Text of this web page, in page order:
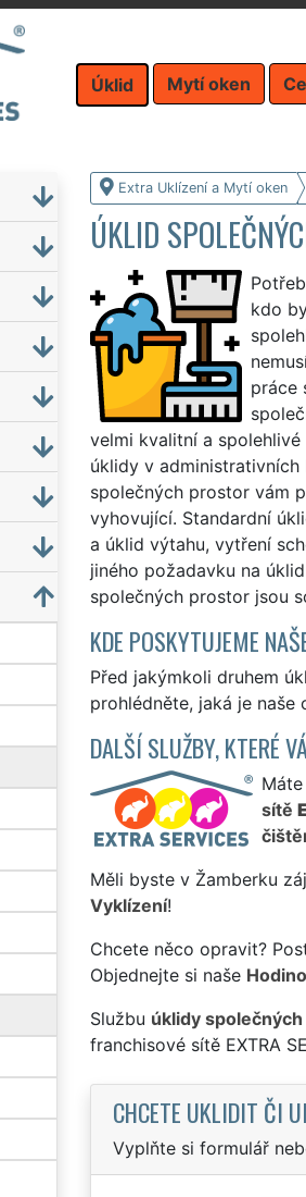
Úklid Mytí oken
Extra Uklízení a Mytí oken
ÚKLID
kdo
práce
velmi kvalitní a
úklidy v
společných prostor vám
vyhovující. Standardní
a úklid výtahu, vytření
jiného požadavku na
společných prostor jsou
KDE POSKYTUJEME
Před jakýmkoli druhem
prohlédněte, jaká je naše
DALŠÍ SLUŽBY, KTERÉ
sítě
Měli byste v Žamberku
Vyklízení!
Chcete něco opravit?
Objednejte si naše
Službu úklidy
franchisové sítě EXTRA
CHCETE UKLIDIT ČI
Vyplňte si formulář